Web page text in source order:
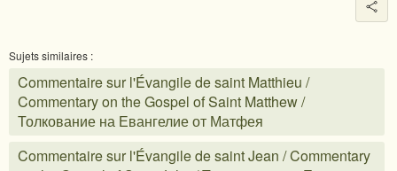
Sujets similaires :
Commentaire sur l'Évangile de saint Matthieu /
Commentary on the Gospel of Saint Matthew /
Толкование на Евангелие от Матфея
Commentaire sur l'Évangile de saint Jean / Commentary